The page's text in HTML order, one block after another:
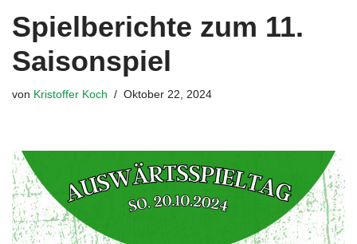
Spielberichte zum 11.
Saisonspiel
von Kristoffer Koch Oktober 22, 2024